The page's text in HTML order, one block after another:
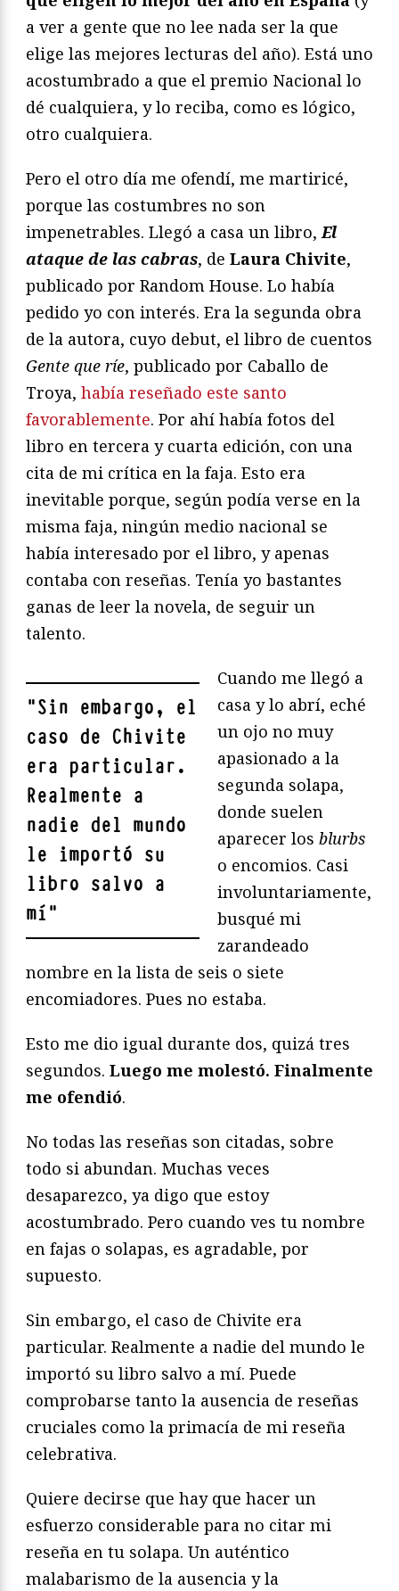
a ver a gente que no lee nada ser la que
elige las mejores lecturas del año). Está uno
acostumbrado a que el premio Nacional lo
dé cualquiera, y lo reciba, como es lógico,
otro cualquiera.
Pero el otro día me ofendí, me martiricé,
porque las costumbres no son
impenetrables. Llegó a casa un libro,El
ataque de las cabras, de Laura Chivite,
publicado por Random House. Lo había
pedido yo con interés. Era la segunda obra
de la autora, cuyo debut, el libro de cuentos
Gente que ríe, publicado por Caballo de
Troya, había reseñado este santo
favorablemente. Por ahí había fotos del
libro en tercera y cuarta edición, con una
cita de mi crítica en la faja. Esto era
inevitable porque, según podía verse en la
misma faja, ningún medio nacional se
había interesado por el libro, y apenas
contaba con reseñas. Tenía yo bastantes
ganas de leer la novela, de seguir un
talento.
"Sin embargo, el
caso de Chivite
era particular.
Realmente a
nadie del mundo
le importó su
libro salvo a
mí"
Cuando me llegó a
casa y lo abrí, eché
un ojo no muy
apasionado a la
segunda solapa,
donde suelen
aparecer los blurbs
o encomios. Casi
involuntariamente,
busqué mi
zarandeado
nombre en la lista de seis o siete
encomiadores. Pues no estaba.
Esto me dio igual durante dos, quizá tres
segundos. Luego me molestó. Finalmente
me ofendió.
No todas las reseñas son citadas, sobre
todo si abundan. Muchas veces
desaparezco, ya digo que estoy
acostumbrado. Pero cuando ves tu nombre
en fajas o solapas, es agradable, por
supuesto.
Sin embargo, el caso de Chivite era
particular. Realmente a nadie del mundo le
importó su libro salvo a mí. Puede
comprobarse tanto la ausencia de reseñas
cruciales como la primacía de mi reseña
celebrativa.
Quiere decirse que hay que hacer un
esfuerzo considerable para no citar mi
reseña en tu solapa. Un auténtico
malabarismo de la ausencia y la